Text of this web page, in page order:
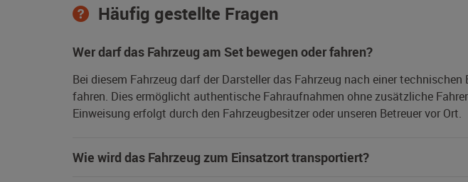
Häufig gestellte Fragen
Wer darf das Fahrzeug am Set bewegen oder fahren?
Bei diesem Fahrzeug darf der Darsteller das Fahrzeug nach einer technischen
fahren. Dies ermöglicht authentische Fahraufnahmen ohne zusätzliche
Einweisung erfolgt durch den Fahrzeugbesitzer oder unseren Betreuer vor Ort.
Wie wird das Fahrzeug zum Einsatzort transportiert?